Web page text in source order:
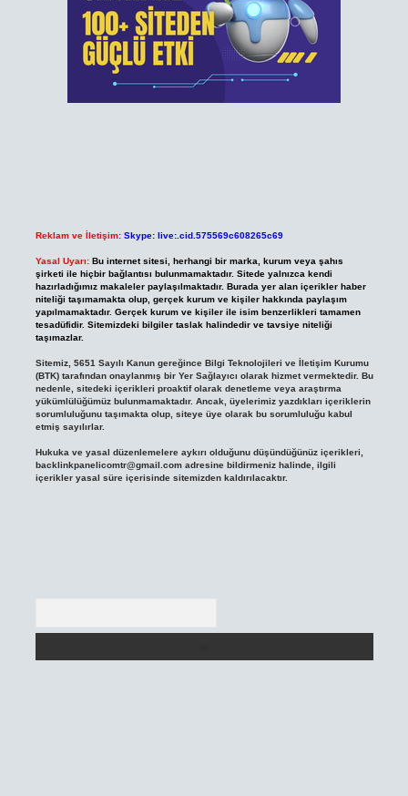
Reklam ve İletişim: Skype: live:.cid.575569c608265c69
Yasal Uyarı: Bu internet sitesi, herhangi bir marka, kurum veya şahıs
şirketi ile hiçbir bağlantısı bulunmamaktadır. Sitede yalnızca kendi
hazırladığımız makaleler paylaşılmaktadır. Burada yer alan içerikler haber
niteliği taşımamakta olup, gerçek kurum ve kişiler hakkında paylaşım
yapılmamaktadır. Gerçek kurum ve kişiler ile isim benzerlikleri tamamen
tesadüfidir. Sitemizdeki bilgiler taslak halindedir ve tavsiye niteliği
taşımazlar.
Sitemiz, 5651 Sayılı Kanun gereğince Bilgi Teknolojileri ve İletişim Kurumu
(BTK) tarafından onaylanmış bir Yer Sağlayıcı olarak hizmet vermektedir. Bu
nedenle, sitedeki içerikleri proaktif olarak denetleme veya araştırma
yükümlülüğümüz bulunmamaktadır. Ancak, üyelerimiz yazdıkları içeriklerin
sorumluluğunu taşımakta olup, siteye üye olarak bu sorumluluğu kabul
etmiş sayılırlar.
Hukuka ve yasal düzenlemelere aykırı olduğunu düşündüğünüz içerikleri,
backlinkpanelicomtr@gmail.comadresine bildirmeniz halinde, ilgili
içerikler yasal süre içerisinde sitemizden kaldırılacaktır.